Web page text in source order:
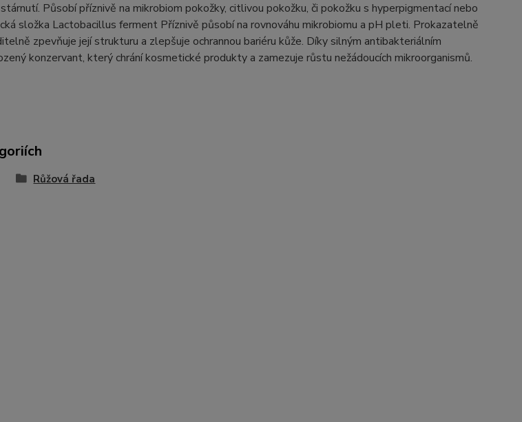
Působí příznivě na mikrobiom pokožky, citlivou pokožku, či pokožku s hyperpigmentací nebo
složka Lactobacillus ferment Příznivě působí na rovnováhu mikrobiomu a pH pleti. Prokazatelně
zpevňuje její strukturu a zlepšuje ochrannou bariéru kůže. Díky silným antibakteriálním
konzervant, který chrání kosmetické produkty a zamezuje růstu nežádoucích mikroorganismů.
Růžová řada